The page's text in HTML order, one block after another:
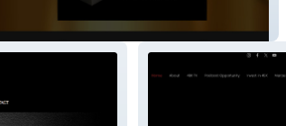
4B Conscious Awards